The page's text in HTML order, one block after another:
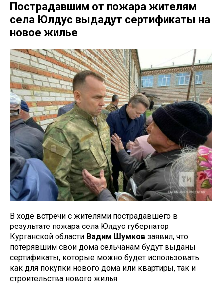
Пострадавшим от пожара жителям
села Юлдус выдадут сертификаты на
новое жилье
В ходе встречи с жителями пострадавшего в
результате пожара села Юлдус губернатор
Курганской области Вадим Шумков заявил, что
потерявшим свои дома сельчанам будут выданы
сертификаты, которые можно будет использовать
как для покупки нового дома или квартиры, так и
строительства нового жилья.